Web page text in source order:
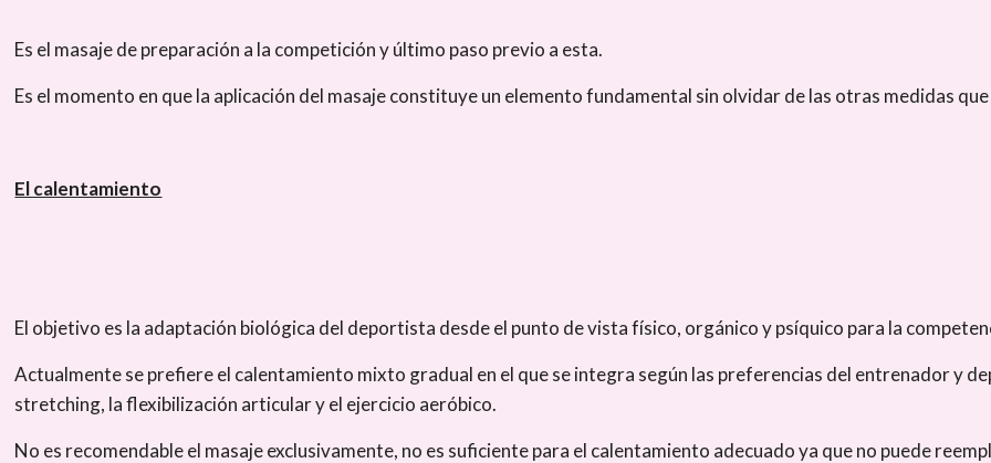
Es el masaje de preparación a la competición y último paso previo a esta.
Es el momento en que la aplicación del masaje constituye un elemento fundamental sin olvidar de las otras medidas
El calentamiento
El objetivo es la adaptación biológica del deportista desde el punto de vista físico, orgánico y psíquico para la
Actualmente se prefiere el calentamiento mixto gradual en el que se integra según las preferencias del entrenador y
stretching, la flexibilización articular y el ejercicio aeróbico.
No es recomendable el masaje exclusivamente, no es suficiente para el calentamiento adecuado ya que no puede